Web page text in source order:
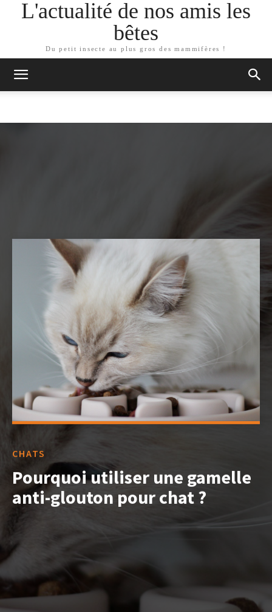
L'actualité de nos amis les
bêtes
Du petit insecte au plus gros des mammifères !
CHATS
Pourquoi utiliser une gamelle
anti-glouton pour chat ?